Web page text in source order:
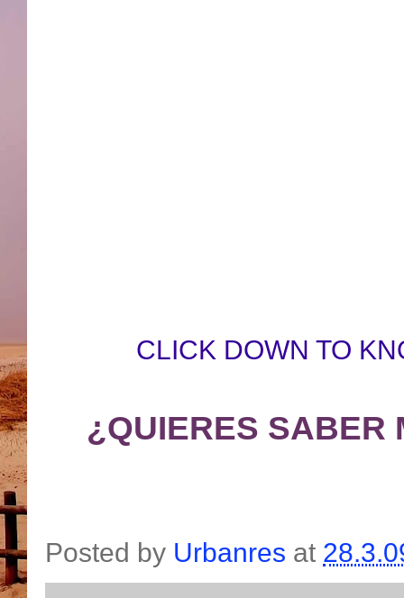
CLICK DOWN TO
¿QUIERES SABER
Posted by Urbanres at